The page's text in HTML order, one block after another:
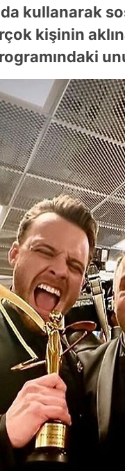
kullanarak
kişinin